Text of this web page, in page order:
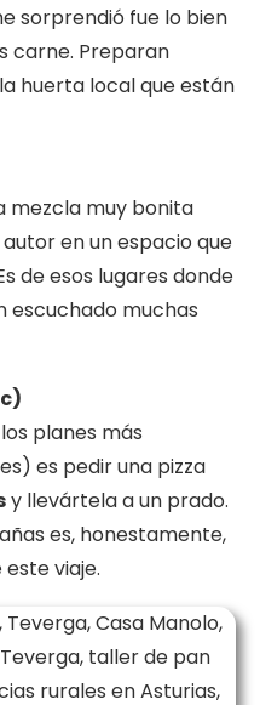
sorprendió fue lo bien
carne. Preparan
huerta local que están
mezcla muy bonita
en un espacio que
de esos lugares donde
escuchado muchas
planes más
es pedir una pizza
y llevártela a un prado.
es, honestamente,
viaje.